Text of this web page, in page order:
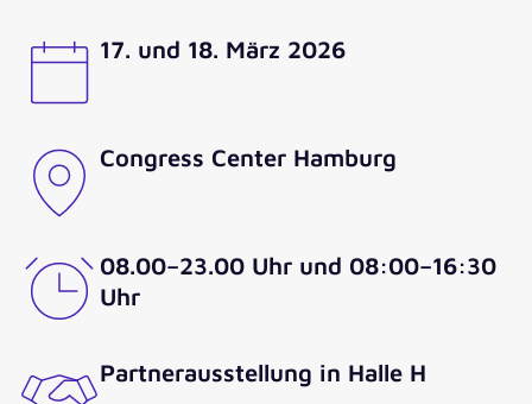
17. und 18. März 2026
Congress Center Hamburg
08.00–23.00 Uhr und 08:00–16:30
Uhr
Partnerausstellung in Halle H